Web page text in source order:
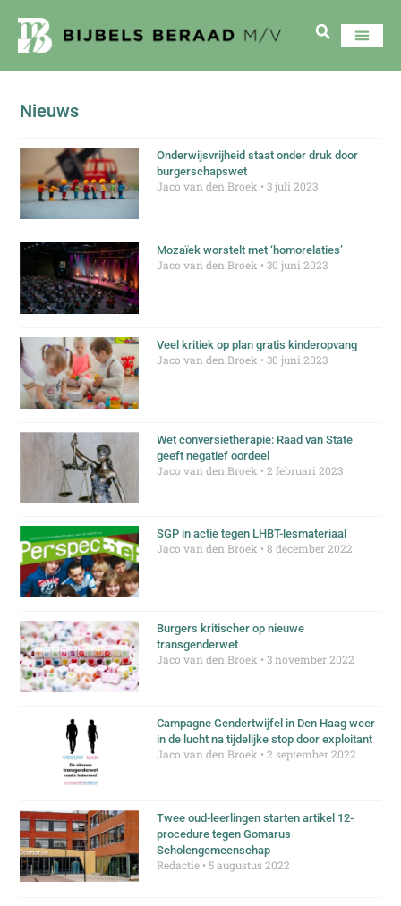
Nieuws
Onderwijsvrijheid staat onder druk door
burgerschapswet
Jaco van den Broek 3 juli 2023
Mozaïek worstelt met ‘homorelaties’
Jaco van den Broek 30 juni 2023
Veel kritiek op plan gratis kinderopvang
Jaco van den Broek 30 juni 2023
Wet conversietherapie: Raad van State
geeft negatief oordeel
Jaco van den Broek 2 februari 2023
SGP in actie tegen LHBT-lesmateriaal
Jaco van den Broek 8 december 2022
Burgers kritischer op nieuwe
transgenderwet
Jaco van den Broek 3 november 2022
Campagne Gendertwijfel in Den Haag weer
in de lucht na tijdelijke stop door exploitant
Jaco van den Broek 2 september 2022
Twee oud-leerlingen starten artikel 12-
procedure tegen Gomarus
Scholengemeenschap
Redactie 5 augustus 2022